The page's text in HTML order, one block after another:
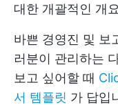
대한 개괄적인 개
바쁜 경영진 및 보
러분이 관리하는
보고 싶어할 때
서 템플릿 가 답입